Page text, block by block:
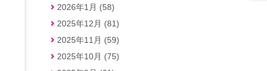
2026年1月 (58)
2025年12月 (81)
2025年11月 (59)
2025年10月 (75)